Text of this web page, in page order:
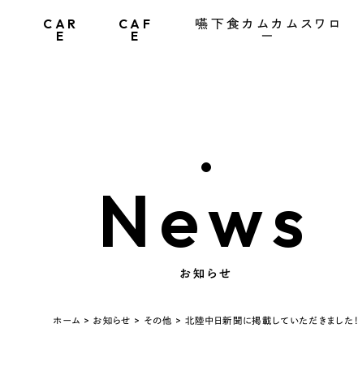
CAR
E
CAF
E
嚥下食カムカムスワロ
ー
News
お知らせ
ホーム > お知らせ > その他 > 北陸中日新聞に掲載していただきました！